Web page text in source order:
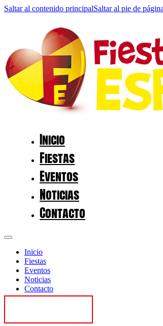
Saltar al contenido principalSaltar al pie de página
Inicio
Fiestas
Eventos
Noticias
Contacto
Inicio
Fiestas
Eventos
Noticias
Contacto